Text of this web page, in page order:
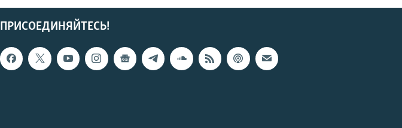
ПРИСОЕДИНЯЙТЕСЬ!